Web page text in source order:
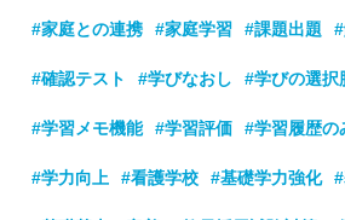
#家庭との連携 #家庭学習 #課題出題
#確認テスト #学びなおし #学びの選択
#学習メモ機能 #学習評価 #学習履歴の
#学力向上 #看護学校 #基礎学力強化